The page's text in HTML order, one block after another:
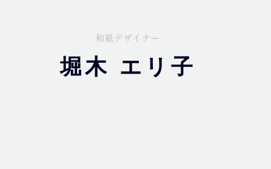
和紙デザイナー
堀木 エリ子